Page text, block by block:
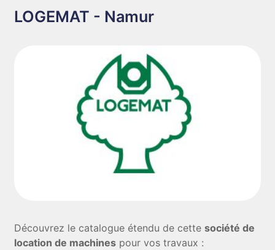
LOGEMAT - Namur
Découvrez le catalogue étendu de cettesociété de
location de machines pour vos travaux :